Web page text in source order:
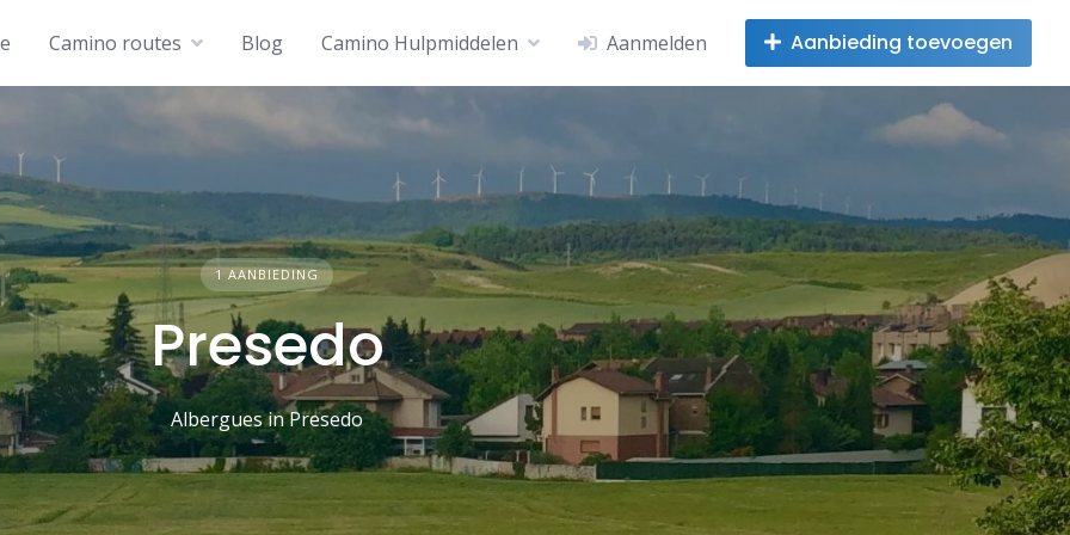
Camino routes Blog Camino Hulpmiddelen Aanmelden Aanbieding toevoegen
1 AANBIEDING
Presedo
Albergues in Presedo